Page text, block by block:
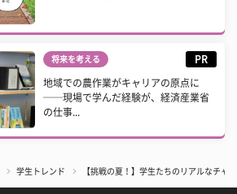
将来を考える PR
地域での農作業がキャリアの原点に
──現場で学んだ経験が、経済産業省
の仕事...
学生トレンド 【挑戦の夏！】学生たちのリアルなチャ